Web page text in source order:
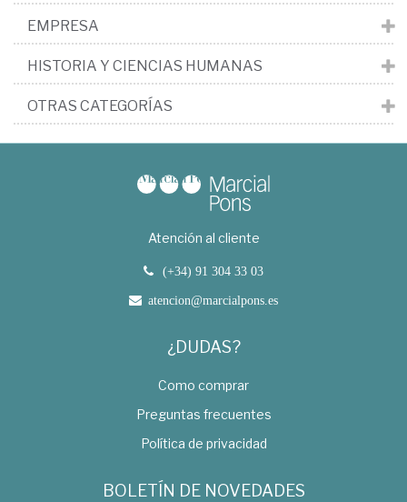
EMPRESA
HISTORIA Y CIENCIAS HUMANAS
OTRAS CATEGORÍAS
Atención al cliente
(+34) 91 304 33 03
atencion@marcialpons.es
¿DUDAS?
Como comprar
Preguntas frecuentes
Política de privacidad
BOLETÍN DE NOVEDADES